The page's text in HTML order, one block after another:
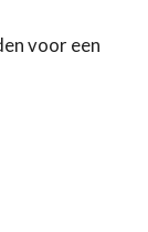
voor een